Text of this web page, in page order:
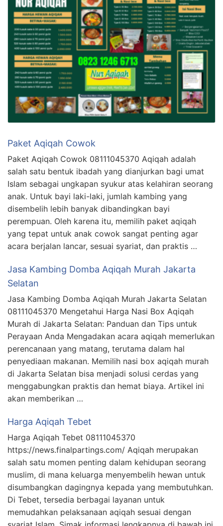
Paket Aqiqah Cowok
Paket Aqiqah Cowok 08111045370 Aqiqah adalah
salah satu bentuk ibadah yang dianjurkan bagi umat
Islam sebagai ungkapan syukur atas kelahiran seorang
anak. Untuk bayi laki-laki, jumlah kambing yang
disembelih lebih banyak dibandingkan bayi
perempuan. Oleh karena itu, memilih paket aqiqah
yang tepat untuk anak cowok sangat penting agar
acara berjalan lancar, sesuai syariat, dan praktis …
Jasa Kambing Domba Aqiqah Murah Jakarta
Selatan
Jasa Kambing Domba Aqiqah Murah Jakarta Selatan
08111045370 Mengetahui Harga Nasi Box Aqiqah
Murah di Jakarta Selatan: Panduan dan Tips untuk
Perayaan Anda Mengadakan acara aqiqah memerlukan
perencanaan yang matang, terutama dalam hal
penyediaan makanan. Memilih nasi box aqiqah murah
di Jakarta Selatan bisa menjadi solusi cerdas yang
menggabungkan praktis dan hemat biaya. Artikel ini
akan memberikan …
Harga Aqiqah Tebet
Harga Aqiqah Tebet 08111045370
https://news.finalpartings.com/ Aqiqah merupakan
salah satu momen penting dalam kehidupan seorang
muslim, di mana keluarga menyembelih hewan untuk
disumbangkan dagingnya kepada yang membutuhkan.
Di Tebet, tersedia berbagai layanan untuk
memudahkan pelaksanaan aqiqah sesuai dengan